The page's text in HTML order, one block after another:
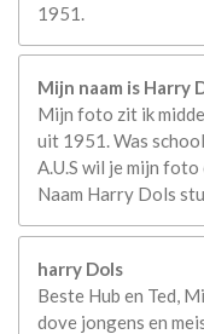
1951.
Mijn naam is Harry
Mijn foto zit ik
uit 1951. Was
A.U.S wil je mijn
Naam Harry Dols
harry Dols
Beste Hub en Ted,
dove jongens en